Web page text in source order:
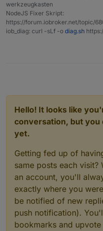
werkzeugkasten
NodeJS Fixer Skript:
https://forum.iobroker.net/topic/
iob_diag: curl -sLf -o diag.sh
Hello! It looks like
conversation, but you
yet.
Getting fed up of
same posts each
an account, you'll
exactly where you
be notified of new
push notification).
bookmarks and